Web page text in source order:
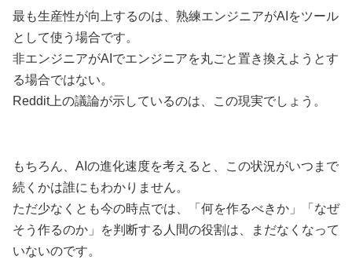
最も生産性が向上するのは、熟練エンジニアがAIをツール
として使う場合です。
非エンジニアがAIでエンジニアを丸ごと置き換えようとす
る場合ではない。
Reddit上の議論が示しているのは、この現実でしょう。
もちろん、AIの進化速度を考えると、この状況がいつまで
続くかは誰にもわかりません。
ただ少なくとも今の時点では、「何を作るべきか」「なぜ
そう作るのか」を判断する人間の役割は、まだなくなって
いないのです。